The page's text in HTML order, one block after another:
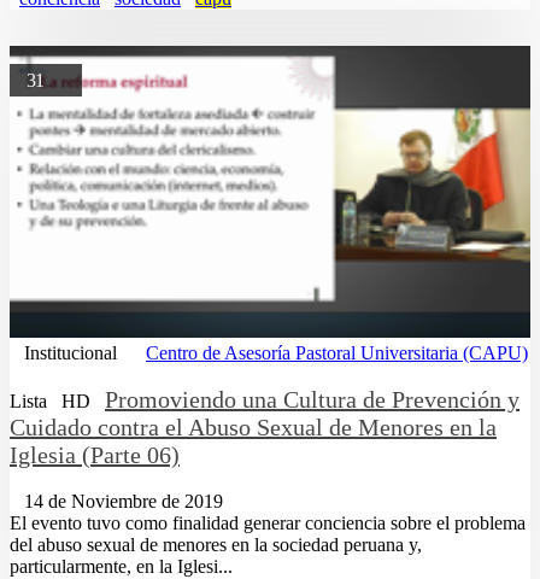
31
Institucional Centro de Asesoría Pastoral Universitaria (CAPU)
Lista HD
Promoviendo una Cultura de Prevención y
Cuidado contra el Abuso Sexual de Menores en la
Iglesia (Parte 06)
14 de Noviembre de 2019
El evento tuvo como finalidad generar conciencia sobre el problema
del abuso sexual de menores en la sociedad peruana y,
particularmente, en la Iglesi...